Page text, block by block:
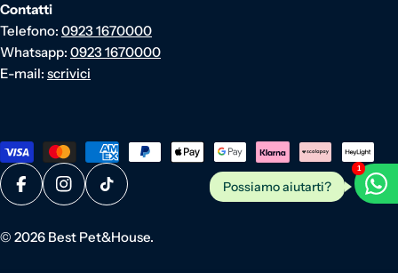
1
Possiamo aiutarti?
Contatti
Telefono: 0923 1670000
Whatsapp: 0923 1670000
E-mail: scrivici
Metodi di pagamento
FacebookInstagram
TikTok
© 2026 Best Pet&House.